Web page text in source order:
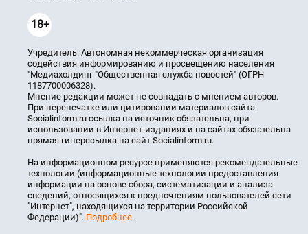
18+
Учредитель: Автономная некоммерческая организация
содействия информированию и просвещению населения
"Медиахолдинг "Общественная служба новостей" (ОГРН
1187700006328).
Мнение редакции может не совпадать с мнением авторов.
При перепечатке или цитировании материалов сайта
Socialinform.ru ссылка на источник обязательна, при
использовании в Интернет-изданиях и на сайтах обязательна
прямая гиперссылка на сайт Socialinform.ru.
На информационном ресурсе применяются рекомендательные
технологии (информационные технологии предоставления
информации на основе сбора, систематизации и анализа
сведений, относящихся к предпочтениям пользователей сети
"Интернет", находящихся на территории Российской
Федерации)". Подробнее.